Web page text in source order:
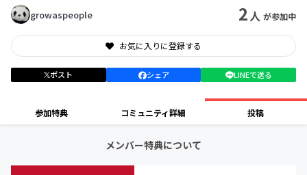
growaspeople 2人 が参加中
お気に入りに登録する
ポスト シェア LINEで送る
参加特典 コミュニティ詳細 投稿
メンバー特典について